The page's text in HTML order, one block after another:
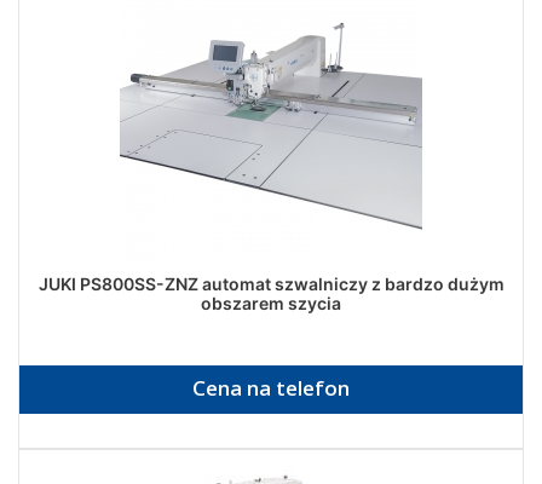
JUKI PS800SS-ZNZ automat szwalniczy z bardzo dużym
obszarem szycia
Cena na telefon